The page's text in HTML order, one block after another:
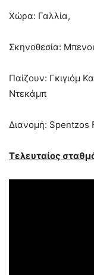
Χώρα: Γαλλία,
Σκηνοθεσία:
Παίζουν: Γκιγιόμ
Ντεκάμπ
Διανομή: Spentzos
Τελευταίος